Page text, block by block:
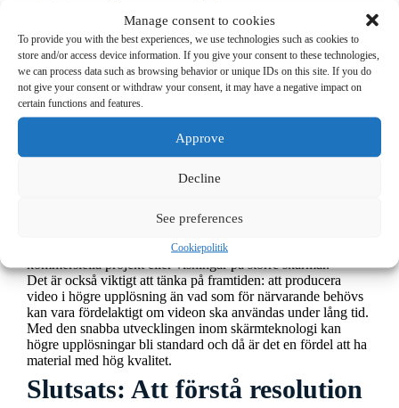
Manage consent to cookies
To provide you with the best experiences, we use technologies such as cookies to
store and/or access device information. If you give your consent to these technologies,
we can process data such as browsing behavior or unique IDs on this site. If you do
not give your consent or withdraw your consent, it may have a negative impact on
certain functions and features.
Approve
Decline
See preferences
Cookiepolitik
spelas upp. Om videon till exempel ska laddas upp på sociala
medier som Instagram, Facebook eller TikTok, kan det vara
onödigt att exportera videon i 4K eftersom dessa plattformar
ofta komprimerar videor till lägre upplösningar. Samtidigt,
om videon ska ses på en stor TV eller biografskärm, kan en
högre upplösning vara att föredra.
Vad är den bästa
resolutionen?
användningsområdet. För sociala medier och webbvideor kan
vara nödvändigt för professionella produktioner,
kommersiella projekt eller visningar på större skärmar.
Det är också viktigt att tänka på framtiden: att producera
video i högre upplösning än vad som för närvarande behövs
kan vara fördelaktigt om videon ska användas under lång tid.
Med den snabba utvecklingen inom skärmteknologi kan
högre upplösningar bli standard och då är det en fördel att ha
material med hög kvalitet.
Slutsats: Att förstå resolution